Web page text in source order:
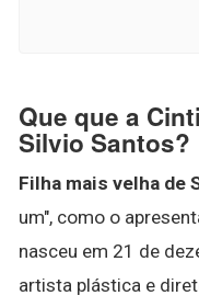
Que que a
Silvio Santos?
Filha mais velha de
um", como o
nasceu em 21 de
artista plástica e